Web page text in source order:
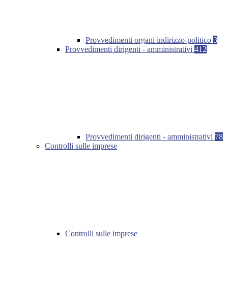
Provvedimenti organi indirizzo-politico 3
Provvedimenti dirigenti - amministrativi 412
Provvedimenti dirigenti - amministrativi 78
Controlli sulle imprese
Controlli sulle imprese